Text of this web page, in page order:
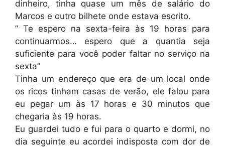
dinheiro, tinha quase um mês de salário do
Marcos e outro bilhete onde estava escrito.
” Te espero na sexta-feira às 19 horas para
continuarmos… espero que a quantia seja
suficiente para você poder faltar no serviço na
sexta”
Tinha um endereço que era de um local onde
os ricos tinham casas de verão, ele falou para
eu pegar um às 17 horas e 30 minutos que
chegaria às 19 horas.
Eu guardei tudo e fui para o quarto e dormi, no
dia seguinte eu acordei indisposta com dor de